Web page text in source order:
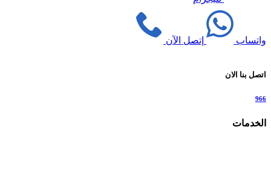
واتساب إتصل الآن
اتصل بنا الان
966
الخدمات